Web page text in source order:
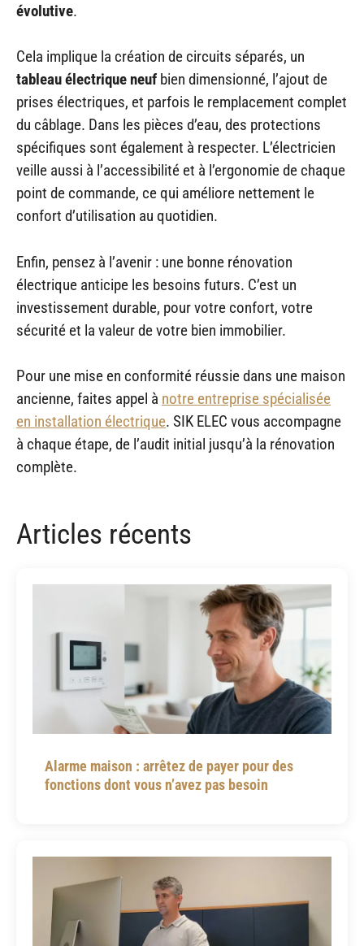
évolutive.
Cela implique la création de circuits séparés, un
tableau électrique neuf bien dimensionné, l’ajout de
prises électriques, et parfois le remplacement complet
du câblage. Dans les pièces d’eau, des protections
spécifiques sont également à respecter. L’électricien
veille aussi à l’accessibilité et à l’ergonomie de chaque
point de commande, ce qui améliore nettement le
confort d’utilisation au quotidien.
Enfin, pensez à l’avenir : une bonne rénovation
électrique anticipe les besoins futurs. C’est un
investissement durable, pour votre confort, votre
sécurité et la valeur de votre bien immobilier.
Pour une mise en conformité réussie dans une maison
ancienne, faites appel à notre entreprise spécialisée
en installation électrique. SIK ELEC vous accompagne
à chaque étape, de l’audit initial jusqu’à la rénovation
complète.
Articles récents
Alarme maison : arrêtez de payer pour des
fonctions dont vous n’avez pas besoin